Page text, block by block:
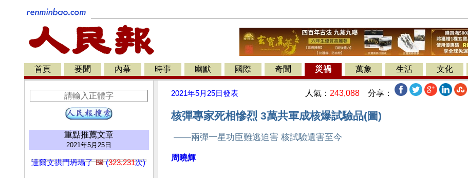
首頁 要聞 內幕 時事 幽默 國際 奇聞 災禍 萬象 生活 文化
重點推薦文章
2021年5月25日
達爾文拱門坍塌了 🖼️(323,231次)
2021年5月25日發表 人氣： 243,088 分享：
核彈專家死相慘烈 3萬共軍成核爆試驗品(圖)
——兩彈一星功臣難逃迫害 核試驗遺害至今
周曉輝